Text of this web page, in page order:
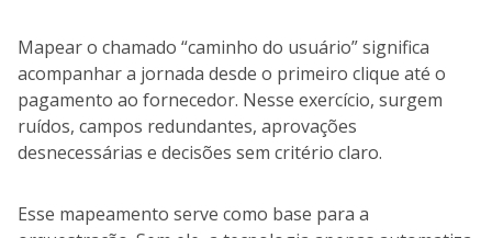
Mapear o chamado “caminho do usuário” significa
acompanhar a jornada desde o primeiro clique até o
pagamento ao fornecedor. Nesse exercício, surgem
ruídos, campos redundantes, aprovações
desnecessárias e decisões sem critério claro.
Esse mapeamento serve como base para a